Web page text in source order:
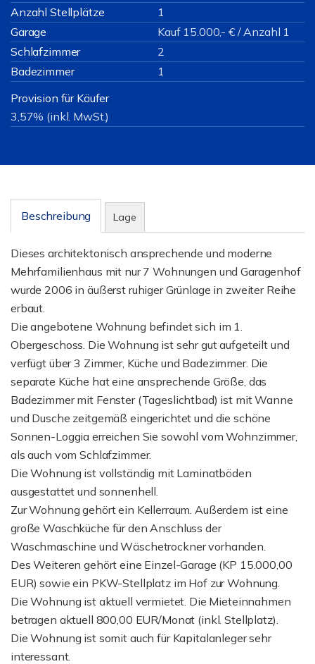
Anzahl Stellplätze
1
Garage
Kauf 15.000,- € / Anzahl 1
Schlafzimmer
2
Badezimmer
1
Provision für Käufer
3,57% (inkl. MwSt.)
Beschreibung Lage
Dieses architektonisch ansprechende und moderne
Mehrfamilienhaus mit nur 7 Wohnungen und Garagenhof
wurde 2006 in äußerst ruhiger Grünlage in zweiter Reihe
erbaut.
Die angebotene Wohnung befindet sich im 1.
Obergeschoss. Die Wohnung ist sehr gut aufgeteilt und
verfügt über 3 Zimmer, Küche und Badezimmer. Die
separate Küche hat eine ansprechende Größe, das
Badezimmer mit Fenster (Tageslichtbad) ist mit Wanne
und Dusche zeitgemäß eingerichtet und die schöne
Sonnen-Loggia erreichen Sie sowohl vom Wohnzimmer,
als auch vom Schlafzimmer.
Die Wohnung ist vollständig mit Laminatböden
ausgestattet und sonnenhell.
Zur Wohnung gehört ein Kellerraum. Außerdem ist eine
große Waschküche für den Anschluss der
Waschmaschine und Wäschetrockner vorhanden.
Des Weiteren gehört eine Einzel-Garage (KP 15.000,00
EUR) sowie ein PKW-Stellplatz im Hof zur Wohnung.
Die Wohnung ist aktuell vermietet. Die Mieteinnahmen
betragen aktuell 800,00 EUR/Monat (inkl. Stellplatz).
Die Wohnung ist somit auch für Kapitalanleger sehr
interessant.